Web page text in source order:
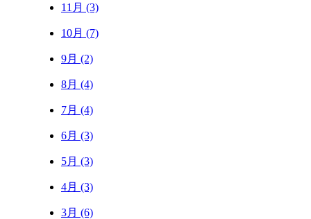
11月 (3)
10月 (7)
9月 (2)
8月 (4)
7月 (4)
6月 (3)
5月 (3)
4月 (3)
3月 (6)